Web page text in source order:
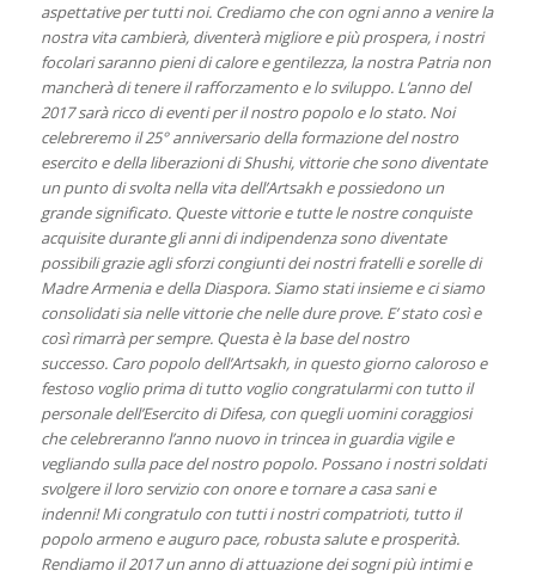
aspettative per tutti noi. Crediamo che con ogni anno a venire la
nostra vita cambierà, diventerà migliore e più prospera, i nostri
focolari saranno pieni di calore e gentilezza, la nostra Patria non
mancherà di tenere il rafforzamento e lo sviluppo. L’anno del
2017 sarà ricco di eventi per il nostro popolo e lo stato. Noi
celebreremo il 25° anniversario della formazione del nostro
esercito e della liberazioni di Shushi, vittorie che sono diventate
un punto di svolta nella vita dell’Artsakh e possiedono un
grande significato. Queste vittorie e tutte le nostre conquiste
acquisite durante gli anni di indipendenza sono diventate
possibili grazie agli sforzi congiunti dei nostri fratelli e sorelle di
Madre Armenia e della Diaspora. Siamo stati insieme e ci siamo
consolidati sia nelle vittorie che nelle dure prove. E’ stato così e
così rimarrà per sempre. Questa è la base del nostro
successo. Caro popolo dell’Artsakh, in questo giorno caloroso e
festoso voglio prima di tutto voglio congratularmi con tutto il
personale dell’Esercito di Difesa, con quegli uomini coraggiosi
che celebreranno l’anno nuovo in trincea in guardia vigile e
vegliando sulla pace del nostro popolo. Possano i nostri soldati
svolgere il loro servizio con onore e tornare a casa sani e
indenni! Mi congratulo con tutti i nostri compatrioti, tutto il
popolo armeno e auguro pace, robusta salute e prosperità.
Rendiamo il 2017 un anno di attuazione dei sogni più intimi e